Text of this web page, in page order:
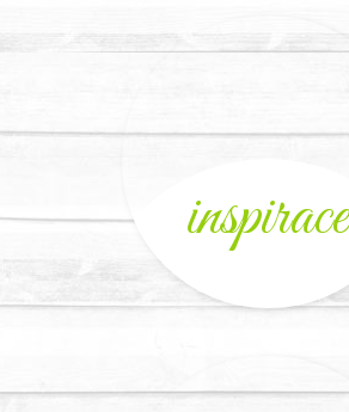
inspirace